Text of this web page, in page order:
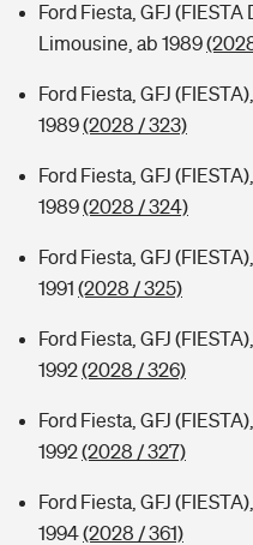
Ford Fiesta, GFJ (FIESTA
Limousine, ab 1989
Ford Fiesta, GFJ
1989(2028 / 323)
Ford Fiesta, GFJ
1989(2028 / 324)
Ford Fiesta, GFJ
1991 (2028 / 325)
Ford Fiesta, GFJ
1992(2028 / 326)
Ford Fiesta, GFJ
1992(2028 / 327)
Ford Fiesta, GFJ
1994(2028 / 361)